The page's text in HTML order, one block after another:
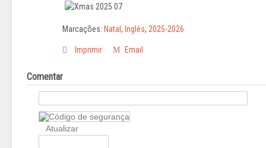
Marcações: Natal, Inglês, 2025-2026
Imprimir Email
Comentar
Atualizar